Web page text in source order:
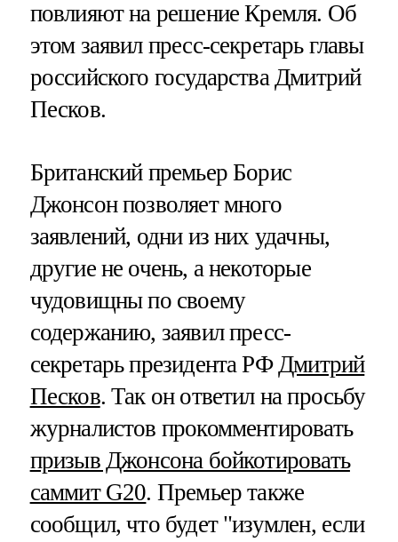
повлияют на решение Кремля. Об
этом заявил пресс-секретарь главы
российского государства Дмитрий
Песков.
Британский премьер Борис
Джонсон позволяет много
заявлений, одни из них удачны,
другие не очень, а некоторые
чудовищны по своему
содержанию, заявил пресс-
секретарь президента РФДмитрий
Песков. Так он ответил на просьбу
журналистов прокомментировать
призыв Джонсона бойкотировать
саммит G20. Премьер также
сообщил, что будет "изумлен, если